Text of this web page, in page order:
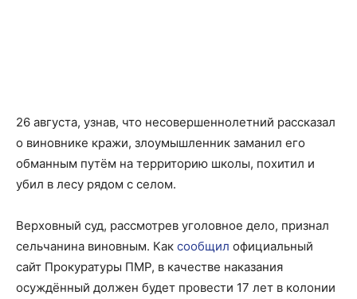
26 августа, узнав, что несовершеннолетний рассказал
о виновнике кражи, злоумышленник заманил его
обманным путём на территорию школы, похитил и
убил в лесу рядом с селом.
Верховный суд, рассмотрев уголовное дело, признал
сельчанина виновным. Как сообщил официальный
сайт Прокуратуры ПМР, в качестве наказания
осуждённый должен будет провести 17 лет в колонии